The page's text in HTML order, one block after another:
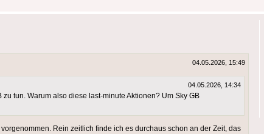
04.05.2026, 15:49
04.05.2026, 14:34
tun. Warum also diese last-minute Aktionen? Um Sky GB
Rein zeitlich finde ich es durchaus schon an der Zeit, das